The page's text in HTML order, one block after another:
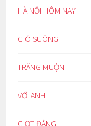
HÀ NỘI HÔM NAY
GIÓ SUÔNG
TRĂNG MUỘN
VỚI ANH
GIỌT ĐẮNG